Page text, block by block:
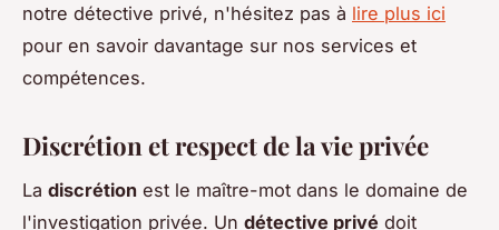
notre détective privé, n'hésitez pas à lire plus ici
pour en savoir davantage sur nos services et
compétences.
Discrétion et respect de la vie privée
La discrétion est le maître-mot dans le domaine de
l'investigation privée. Un détective privé doit